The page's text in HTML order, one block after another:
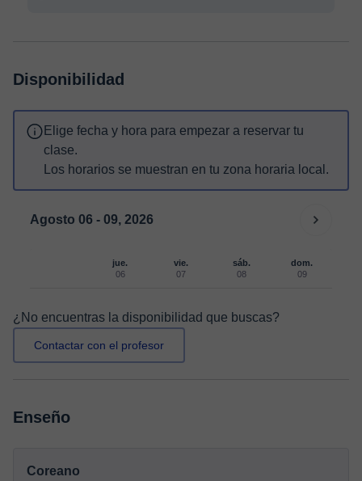
Disponibilidad
Elige fecha y hora para empezar a reservar tu
clase.
Los horarios se muestran en tu zona horaria local.
Agosto 06 - 09, 2026
jue.
06
vie.
07
sáb.
08
dom.
09
¿No encuentras la disponibilidad que buscas?
Contactar con el profesor
Enseño
Coreano